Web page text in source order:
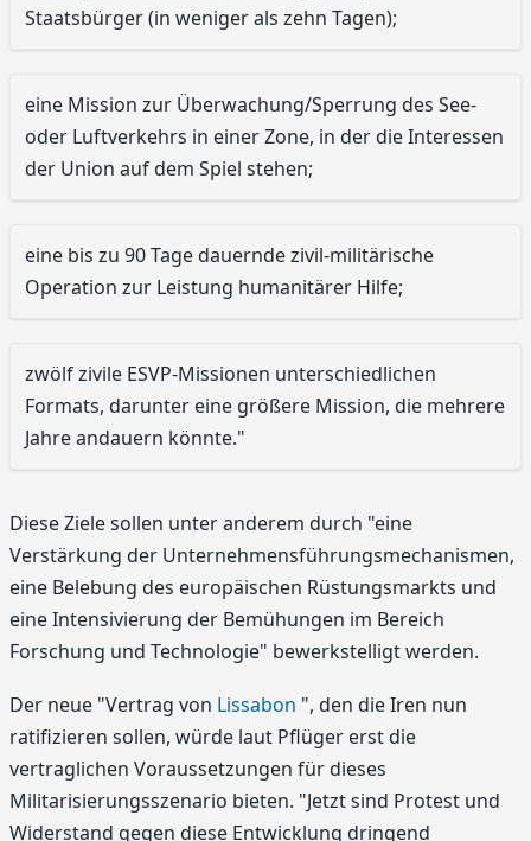
Staatsbürger (in weniger als zehn Tagen);
eine Mission zur Überwachung/Sperrung des See-
oder Luftverkehrs in einer Zone, in der die Interessen
der Union auf dem Spiel stehen;
eine bis zu 90 Tage dauernde zivil-militärische
Operation zur Leistung humanitärer Hilfe;
zwölf zivile ESVP-Missionen unterschiedlichen
Formats, darunter eine größere Mission, die mehrere
Jahre andauern könnte."
Diese Ziele sollen unter anderem durch "eine
Verstärkung der Unternehmensführungsmechanismen,
eine Belebung des europäischen Rüstungsmarkts und
eine Intensivierung der Bemühungen im Bereich
Forschung und Technologie" bewerkstelligt werden.
Der neue "Vertrag von Lissabon ", den die Iren nun
ratifizieren sollen, würde laut Pflüger erst die
vertraglichen Voraussetzungen für dieses
Militarisierungsszenario bieten. "Jetzt sind Protest und
Widerstand gegen diese Entwicklung dringend